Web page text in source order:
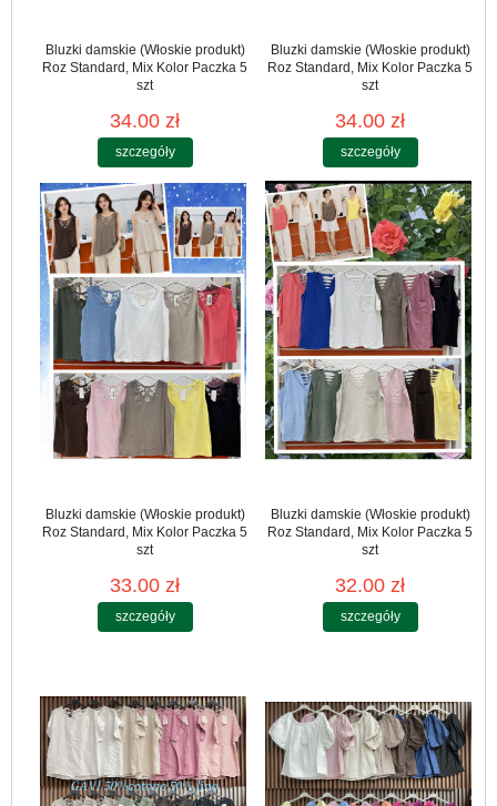
Bluzki damskie (Włoskie produkt)
Roz Standard, Mix Kolor Paczka 5
szt
34.00 zł
szczegóły
Bluzki damskie (Włoskie produkt)
Roz Standard, Mix Kolor Paczka 5
szt
34.00 zł
szczegóły
Bluzki damskie (Włoskie produkt)
Roz Standard, Mix Kolor Paczka 5
szt
33.00 zł
szczegóły
Bluzki damskie (Włoskie produkt)
Roz Standard, Mix Kolor Paczka 5
szt
32.00 zł
szczegóły